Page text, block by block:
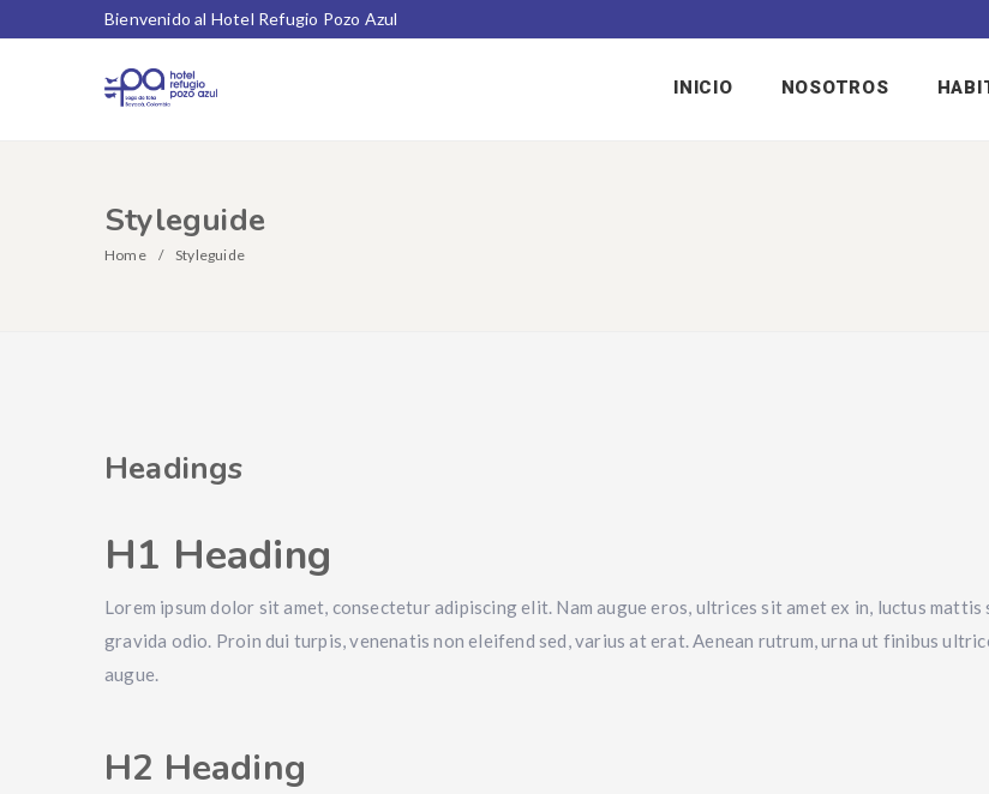
Bienvenido al Hotel Refugio Pozo Azul
INICIO NOSOTROS
Styleguide
Home Styleguide
Headings
H1 Heading
Lorem ipsum dolor sit amet, consectetur adipiscing elit. Nam augue eros, ultrices sit amet ex in, luctus
gravida odio. Proin dui turpis, venenatis non eleifend sed, varius at erat. Aenean rutrum, urna ut finibus
augue.
H2 Heading